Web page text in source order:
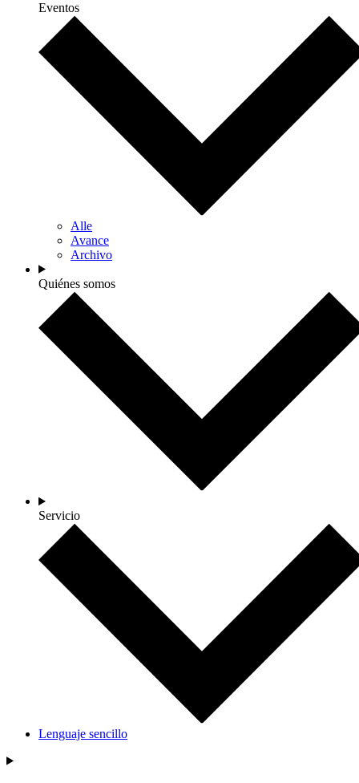
Eventos
Alle
Avance
Archivo
Quiénes somos
Servicio
Lenguaje sencillo